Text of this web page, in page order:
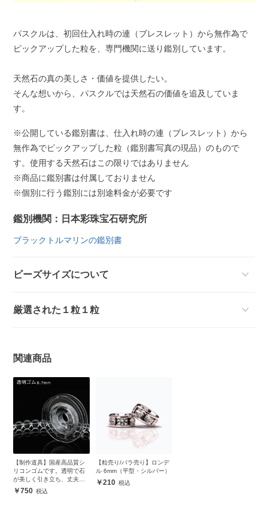
パスクルは、初回仕入れ時の連（ブレスレット）から無作為で
ピックアップした粒を、専門機関に送り鑑別しています。
天然石の真の美しさ・価値を提供したい。
そんな想いから、パスクルでは天然石の価値を追及していま
す。
※公開している鑑別書は、仕入れ時の連（ブレスレット）から
無作為でピックアップした粒（鑑別書写真の現品）のもので
す。使用する天然石はこの限りではありません
※商品に鑑別書は付属しておりません
※個別に行う鑑別には別途料金が必要です
鑑別機関：日本彩珠宝石研究所
ブラックトルマリンの鑑別書
ビーズサイズについて
厳選された１粒１粒
関連商品
【制作道具】国産高品質シ
リコンゴムです。透明で石
が美しく引き立ち、丈夫で
安心750
【粒売り/バラ売り】ロンデ
ル 6mm（平型・シルバー）
210